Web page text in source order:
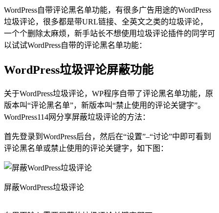
WordPress自带评论黑名单功能，有很多广告用途的WordPress
垃圾评论，很多都是带URL链接、全英文之类的垃圾评论，
一个个删除太麻烦，新手站长不想使用垃圾评论插件的同学可
以试试WordPress自带的评论黑名单功能：
WordPress垃圾评论屏蔽功能
关于WordPress垃圾评论，WP程序自带了评论黑名单功能，原
版本叫“评论黑名单”，新版本叫“禁止使用的评论关键字”。
WordPress114网分享屏蔽垃圾评论的方法：
首先登录到WordPress后台，然后在“设置”–“讨论”中即可看到
评论黑名单或禁止使用的评论关键字，如下图：
屏蔽WordPress垃圾评论